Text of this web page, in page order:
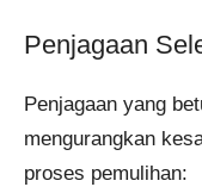
Penjagaan
Penjagaan yang
mengurangkan
proses pemulihan: